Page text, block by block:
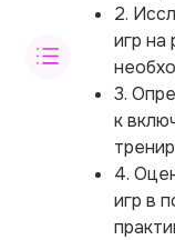
2.
игр на
3.
к
4.
игр в